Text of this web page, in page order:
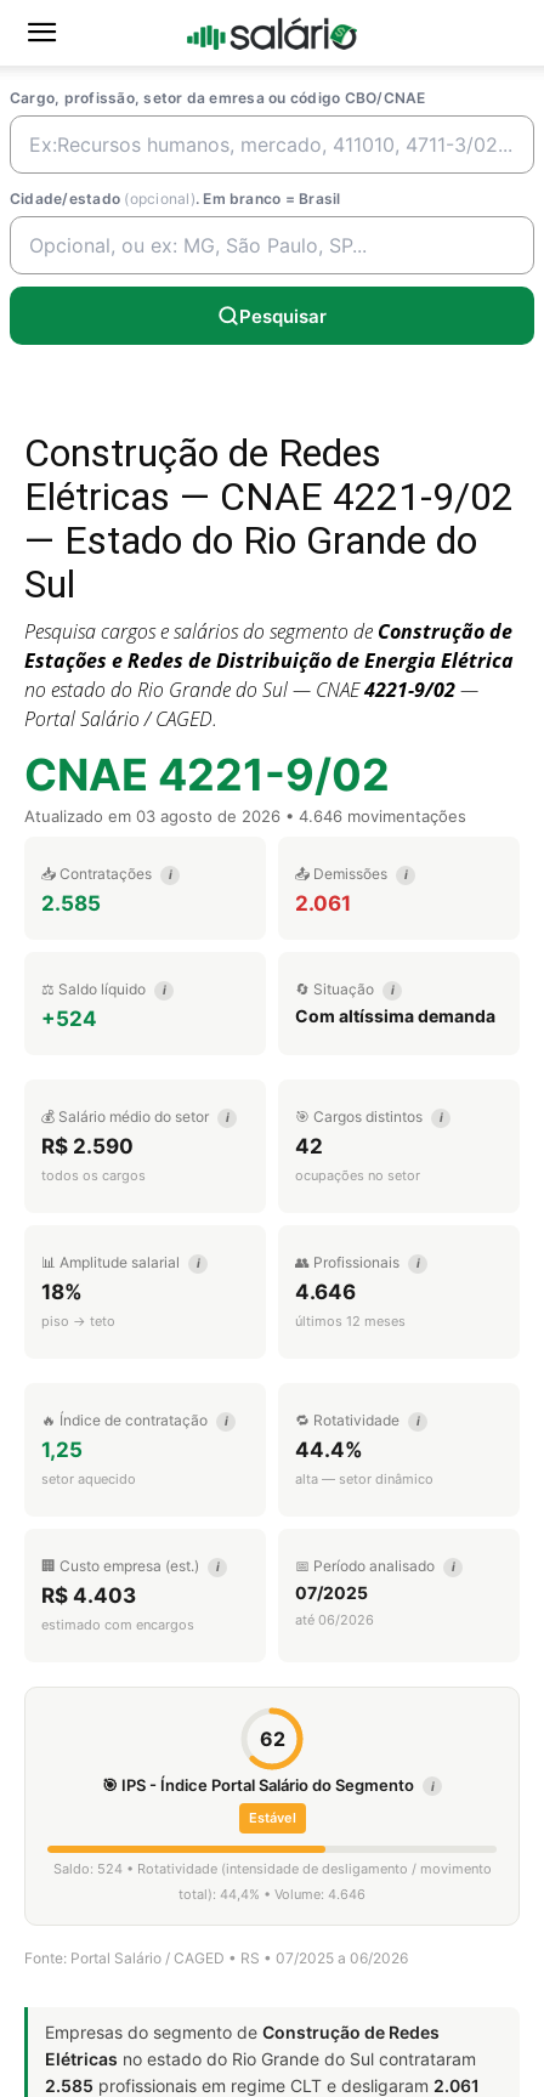
Cargo, profissão, setor da emresa ou código CBO/CNAE
Cidade/estado (opcional). Em branco = Brasil
Pesquisar
Construção de Redes
Elétricas — CNAE 4221-9/02
— Estado do Rio Grande do
Sul
Pesquisa cargos e salários do segmento de Construção de
Estações e Redes de Distribuição de Energia Elétrica
no estado do Rio Grande do Sul — CNAE4221-9/02—
Portal Salário / CAGED.
CNAE 4221-9/02
Atualizado em 03 agosto de 2026 • 4.646 movimentações
📥 Contratações i
2.585
📤 Demissões i
2.061
⚖️ Saldo líquido i
+524
🔄 Situação i
Com altíssima demanda
💰 Salário médio do setor i
R$ 2.590
todos os cargos
🎯 Cargos distintos i
42
ocupações no setor
📊 Amplitude salarial i
18%
piso → teto
👥 Profissionais i
4.646
últimos 12 meses
🔥 Índice de contratação i
1,25
setor aquecido
🔁 Rotatividade i
44.4%
alta — setor dinâmico
🏢 Custo empresa (est.) i
R$ 4.403
estimado com encargos
📅 Período analisado i
07/2025
até 06/2026
62
🎯 IPS - Índice Portal Salário do Segmento i
Estável
Saldo: 524 • Rotatividade (intensidade de desligamento / movimento
total): 44,4% • Volume: 4.646
Fonte: Portal Salário / CAGED • RS • 07/2025 a 06/2026
Empresas do segmento de Construção de Redes
Elétricas no estado do Rio Grande do Sul contrataram
2.585 profissionais em regime CLT e desligaram 2.061